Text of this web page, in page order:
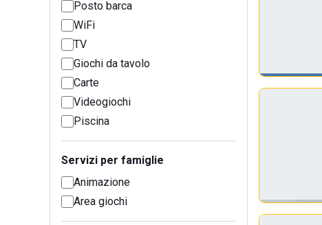
Posto barca
WiFi
TV
Giochi da tavolo
Carte
Videogiochi
Piscina
Servizi per famiglie
Animazione
Area giochi